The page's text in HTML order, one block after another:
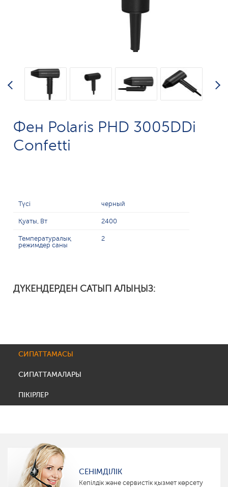
Фен Polaris PHD 3005DDi
Confetti
Түсі черный
Қуаты, Вт 2400
Температуралық
режимдер саны
2
ДҮКЕНДЕРДЕН САТЫП АЛЫҢЫЗ:
СИПАТТАМАСЫ
СИПАТТАМАЛАРЫ
ПІКІРЛЕР
СЕНІМДІЛІК
Кепілдік және сервистік қызмет көрсету